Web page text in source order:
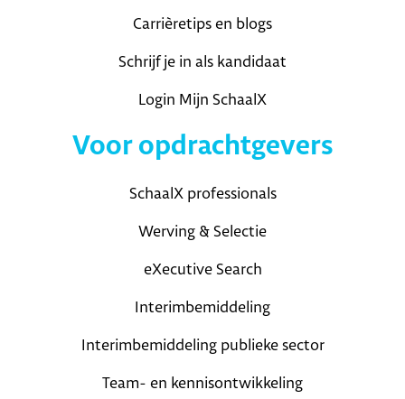
Carrièretips en blogs
Schrijf je in als kandidaat
Login Mijn SchaalX
Voor opdrachtgevers
SchaalX professionals
Werving & Selectie
eXecutive Search
Interimbemiddeling
Interimbemiddeling publieke sector
Team- en kennisontwikkeling